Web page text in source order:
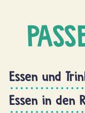
Essen und
Essen in den